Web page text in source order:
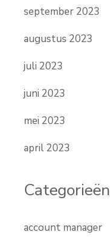
september 2023
augustus 2023
juli 2023
juni 2023
mei 2023
april 2023
Categorieën
account manager